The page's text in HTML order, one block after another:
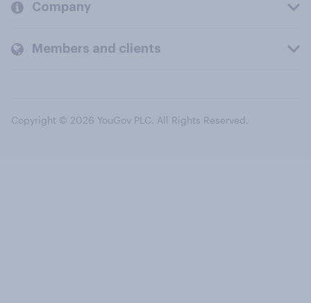
Company
Members and clients
Copyright © 2026 YouGov PLC. All Rights Reserved.